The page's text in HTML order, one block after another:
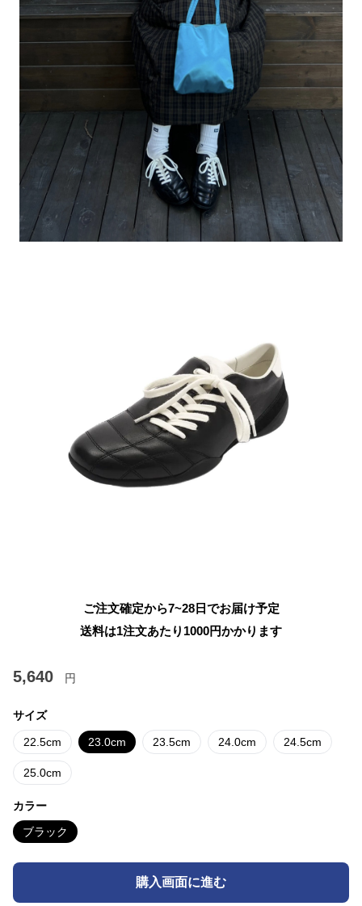
ご注文確定から7~28日でお届け予定
送料は1注文あたり 1000円かかります
5,640 円
サイズ
22.5cm 23.0cm 23.5cm 24.0cm 24.5cm
25.0cm
カラー
ブラック
購入画面に進む